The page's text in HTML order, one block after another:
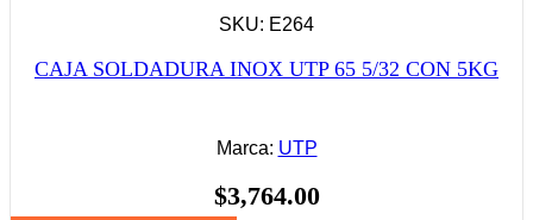
SKU: E264
CAJA SOLDADURA INOX UTP 65 5/32 CON 5KG
Marca: UTP
$3,764.00